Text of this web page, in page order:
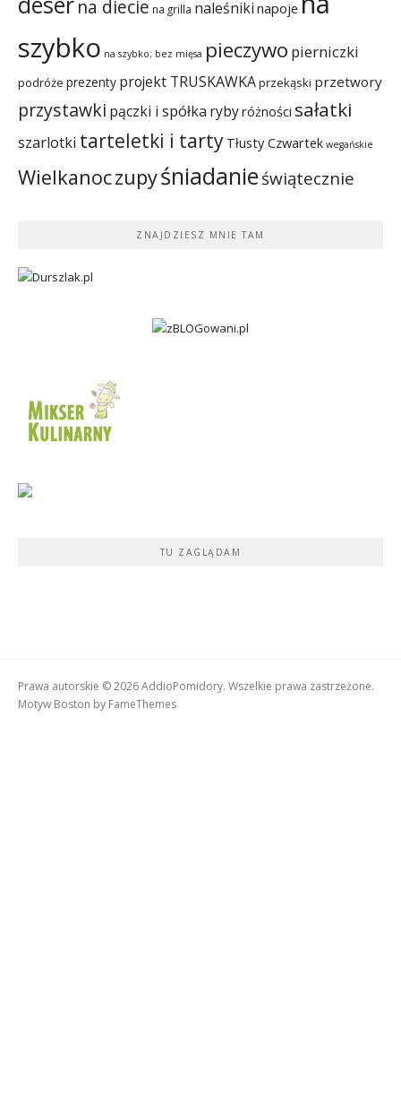
na diecie na grilla naleśniki napoje
szybko na szybko; bez mięsa pieczywo pierniczki
podróże prezenty projekt TRUSKAWKAprzekąski przetwory
przystawki pączki i spółka rybyróżności sałatki
szarlotki tarteletki i tarty Tłusty Czwartek wegańskie
Wielkanoczupyśniadanieświątecznie
ZNAJDZIESZ MNIE TAM
TU ZAGLĄDAM
Prawa autorskie © 2026 AddioPomidory. Wszelkie prawa zastrzeżone.
Motyw Boston by FameThemes